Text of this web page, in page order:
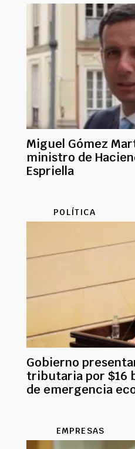
Miguel Gómez
ministro de
Espriella
POLÍTICA
Gobierno
tributaria por $16
de emergencia
EMPRESAS